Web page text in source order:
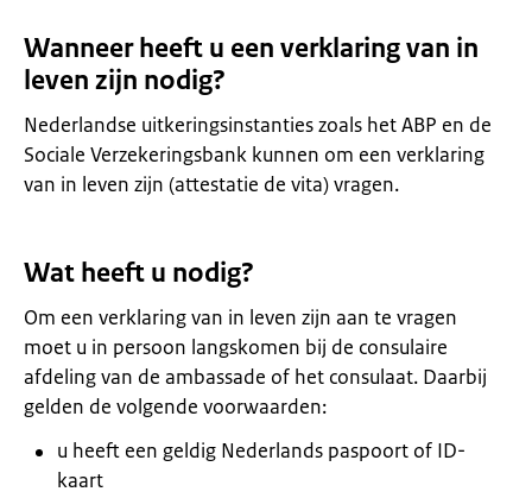
Wanneer heeft u een verklaring van in
leven zijn nodig?
Nederlandse uitkeringsinstanties zoals het ABP en de
Sociale Verzekeringsbank kunnen om een verklaring
van in leven zijn (attestatie de vita) vragen.
Wat heeft u nodig?
Om een verklaring van in leven zijn aan te vragen
moet u in persoon langskomen bij de consulaire
afdeling van de ambassade of het consulaat. Daarbij
gelden de volgende voorwaarden:
u heeft een geldig Nederlands paspoort of ID-
kaart